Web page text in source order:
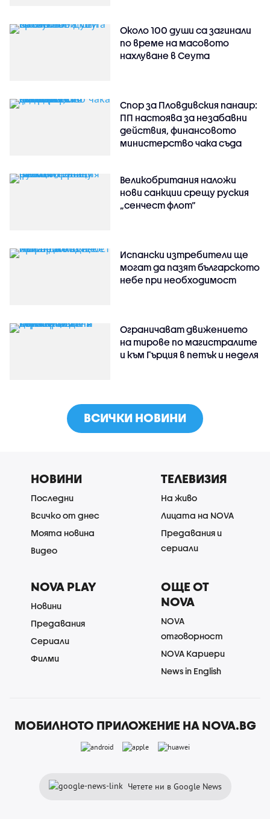
Около 100 души са загинали
по време на масовото
нахлуване в Сеута
Спор за Пловдивския панаир:
ПП настоява за незабавни
действия, финансовото
министерство чака съда
Великобритания наложи
нови санкции срещу руския
„сенчест флот“
Испански изтребители ще
могат да пазят българското
небе при необходимост
Ограничават движението
на тирове по магистралите
и към Гърция в петък и неделя
ВСИЧКИ НОВИНИ
НОВИНИ
Последни
Всичко от днес
Моята новина
Видео
ТЕЛЕВИЗИЯ
На живо
Лицата на NOVA
Предавания и
сериали
NOVA PLAY
Новини
Предавания
Сериали
Филми
ОЩЕ ОТ
NOVA
NOVA
отговорност
NOVA Кариери
News in English
МОБИЛНОТО ПРИЛОЖЕНИЕ НА NOVA.BG
Четете ни в Google News